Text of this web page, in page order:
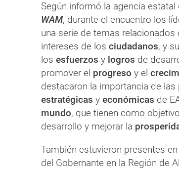
Según informó la agencia
WAM, durante el encuentro los
una serie de temas relacionados
intereses de los ciudadanos, y
los esfuerzos y logros de
promover el progreso y el
destacaron la importancia de las
estratégicas y económicas de
mundo, que tienen como
desarrollo y mejorar la
También estuvieron presentes
del Gobernante en la Región de